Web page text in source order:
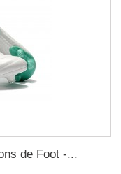
de Foot -...